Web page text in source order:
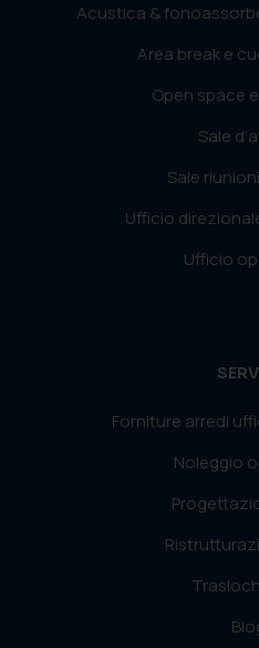
Acustica &
Area break e
Open space
Sale
Sale
Ufficio
Ufficio
Forniture arredi
Noleggio